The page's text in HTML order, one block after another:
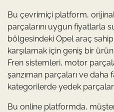
Bu çevrimiçi platform,
parçalarını uygun fiyatlarla
bölgesindeki Opel araç
karşılamak için geniş bir
Fren sistemleri, motor
şanzıman parçaları ve daha
kategorilerde yedek parçalar
Bu online platformda,